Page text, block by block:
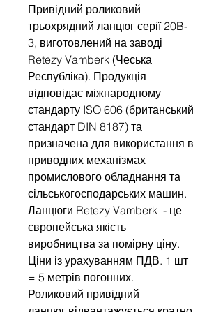
Привідний роликовий
трьохрядний ланцюг серії 20B-
3, виготовлений на заводі
Retezy Vamberk (Чеська
Республіка). Продукція
відповідає міжнародному
стандарту ISO 606 (британський
стандарт DIN 8187) та
призначена для використання в
приводних механізмах
промислового обладнання та
сільськогосподарських машин.
Ланцюги Retezy Vamberk - це
європейська якість
виробництва за помірну ціну.
Ціни із урахуванням ПДВ. 1 шт
= 5 метрів погонних.
Роликовий привідний